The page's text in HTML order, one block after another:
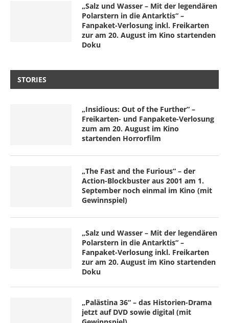
„Salz und Wasser – Mit der legendären
Polarstern in die Antarktis“ –
Fanpaket-Verlosung inkl. Freikarten
zur am 20. August im Kino startenden
Doku
STORIES
„Insidious: Out of the Further“ –
Freikarten- und Fanpakete-Verlosung
zum am 20. August im Kino
startenden Horrorfilm
„The Fast and the Furious“ – der
Action-Blockbuster aus 2001 am 1.
September noch einmal im Kino (mit
Gewinnspiel)
„Salz und Wasser – Mit der legendären
Polarstern in die Antarktis“ –
Fanpaket-Verlosung inkl. Freikarten
zur am 20. August im Kino startenden
Doku
„Palästina 36“ – das Historien-Drama
jetzt auf DVD sowie digital (mit